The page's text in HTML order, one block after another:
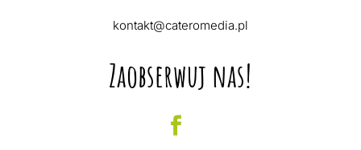
kontakt@cateromedia.pl
Zaobserwuj nas!